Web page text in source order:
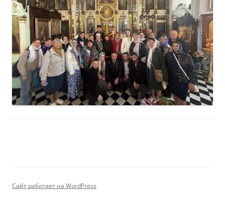
Сайт работает на WordPress